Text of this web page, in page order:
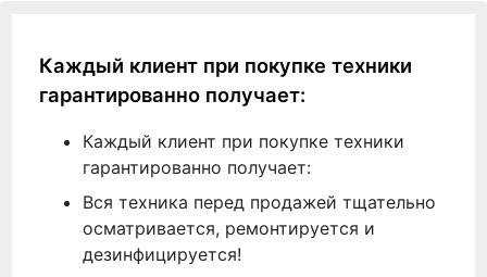
Каждый клиент при покупке техники
гарантированно получает:
Каждый клиент при покупке техники
гарантированно получает:
Вся техника перед продажей тщательно
осматривается, ремонтируется и
дезинфицируется!